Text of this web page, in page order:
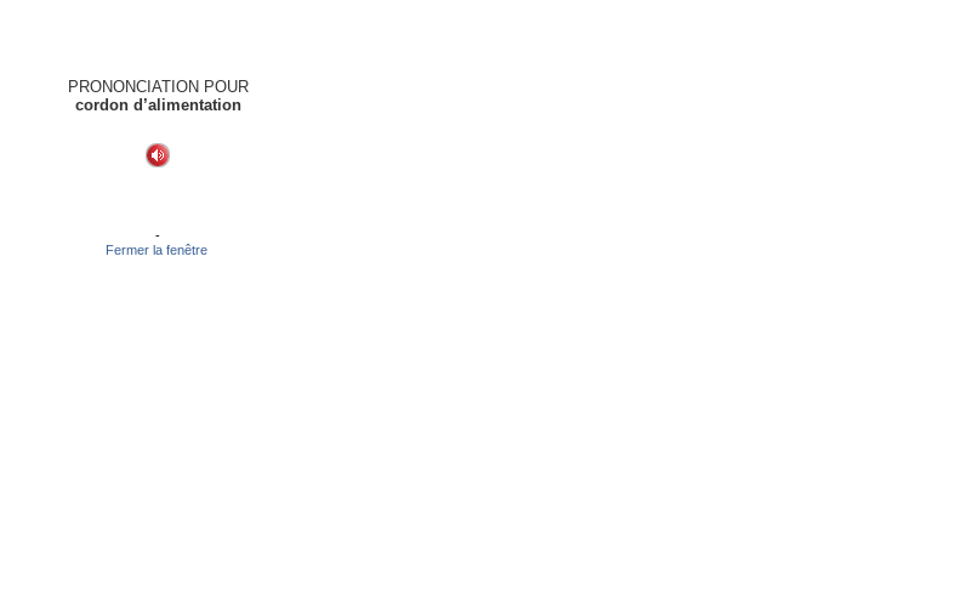
PRONONCIATION POUR
cordon d’alimentation
-
Fermer la fenêtre